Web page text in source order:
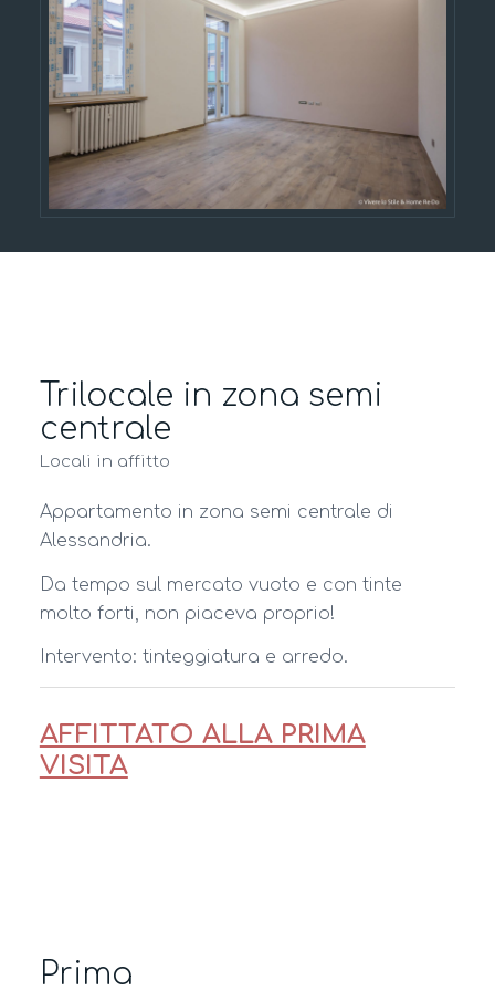
Trilocale in zona semi
centrale
Locali in affitto
Appartamento in zona semi centrale di
Alessandria.
Da tempo sul mercato vuoto e con tinte
molto forti, non piaceva proprio!
Intervento: tinteggiatura e arredo.
AFFITTATO ALLA PRIMA
VISITA
Prima